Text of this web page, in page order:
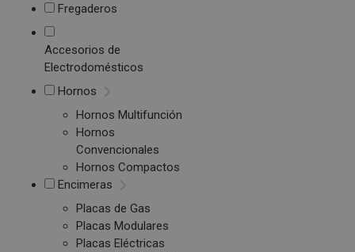
Fregaderos
Accesorios de
Electrodomésticos
Hornos
Hornos Multifunción
Hornos
Convencionales
Hornos Compactos
Encimeras
Placas de Gas
Placas Modulares
Placas Eléctricas